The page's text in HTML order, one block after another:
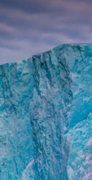
2023